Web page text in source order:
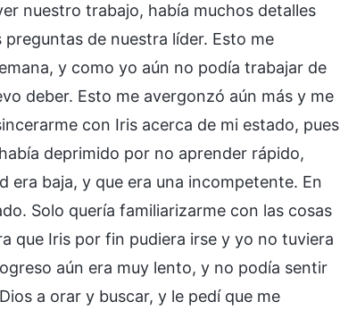
nuestro trabajo, había muchos detalles
de nuestra líder. Esto me
y como yo aún no podía trabajar de
deber. Esto me avergonzó aún más y me
con Iris acerca de mi estado, pues
deprimido por no aprender rápido,
era baja, y que era una incompetente. En
Solo quería familiarizarme con las cosas
que Iris por fin pudiera irse y yo no tuviera
aún era muy lento, y no podía sentir
a orar y buscar, y le pedí que me